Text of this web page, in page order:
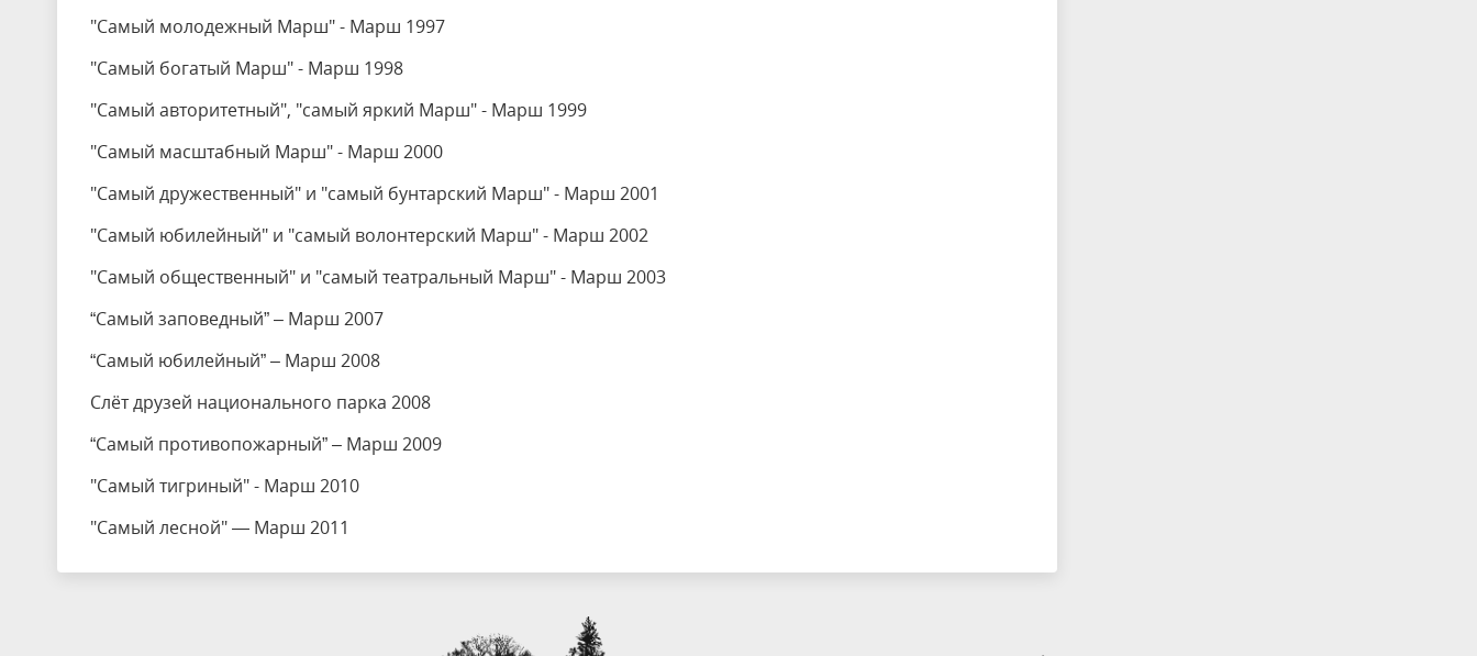
"Самый молодежный Марш" - Марш 1997
"Самый богатый Марш" - Марш 1998
"Самый авторитетный", "самый яркий Марш" - Марш 1999
"Самый масштабный Марш" - Марш 2000
"Самый дружественный" и "самый бунтарский Марш" - Марш 2001
"Самый юбилейный" и "самый волонтерский Марш" - Марш 2002
"Самый общественный" и "самый театральный Марш" - Марш 2003
“Самый заповедный” – Марш 2007
“Самый юбилейный” – Марш 2008
Слёт друзей национального парка 2008
“Самый противопожарный” – Марш 2009
"Самый тигриный" - Марш 2010
"Самый лесной" — Марш 2011